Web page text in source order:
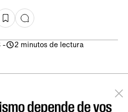
- 2 minutos de lectura
depende de vos